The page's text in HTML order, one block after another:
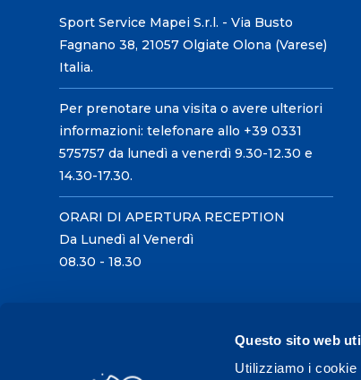
Questo sito web
Utilizziamo i cookie
Sport Service Mapei S.r.l. - Via Busto
Fagnano 38, 21057 Olgiate Olona (Varese)
Italia.
Per prenotare una visita o avere ulteriori
informazioni: telefonare allo +39 0331
575757 da lunedì a venerdì 9.30-12.30 e
14.30-17.30.
ORARI DI APERTURA RECEPTION
Da Lunedì al Venerdì
08.30 - 18.30